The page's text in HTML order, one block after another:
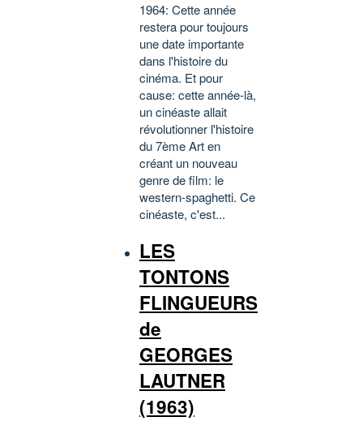
1964: Cette année
restera pour toujours
une date importante
dans l'histoire du
cinéma. Et pour
cause: cette année-là,
un cinéaste allait
révolutionner l'histoire
du 7ème Art en
créant un nouveau
genre de film: le
western-spaghetti. Ce
cinéaste, c'est...
LES
TONTONS
FLINGUEURS
de
GEORGES
LAUTNER
(1963)